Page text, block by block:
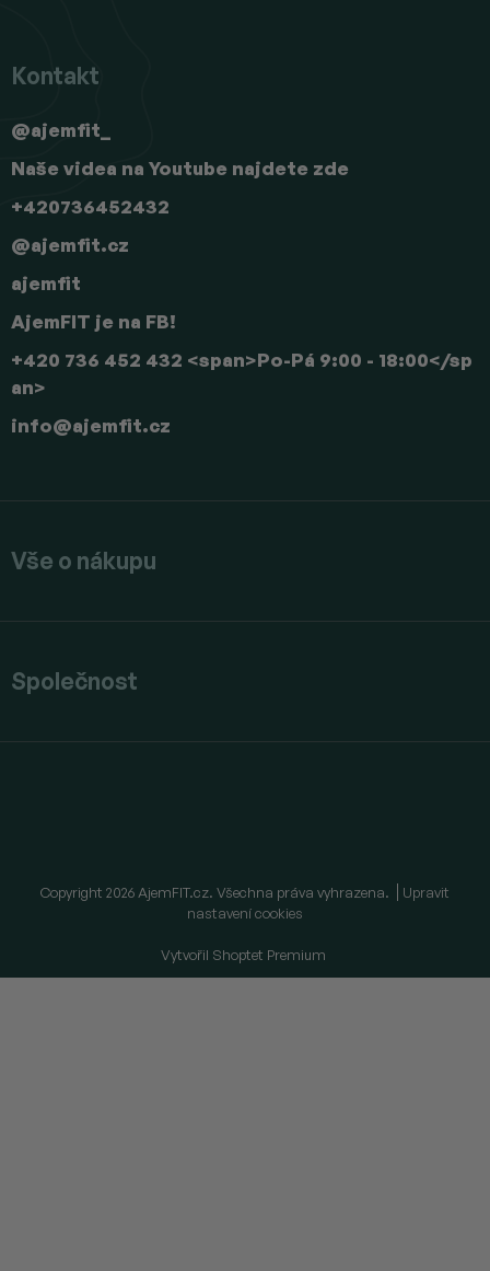
Kontakt
info@ajemfit.cz
+420 736 452 432 <span>Po-Pá 9:00 - 18:00</sp
an>
AjemFIT je na FB!
ajemfit
@ajemfit.cz
+420736452432
Naše videa na Youtube najdete zde
@ajemfit_
Vše o nákupu
Společnost
Vytvořil Shoptet Premium
Copyright 2026 AjemFIT.cz. Všechna práva vyhrazena.
Upravit
nastavení cookies